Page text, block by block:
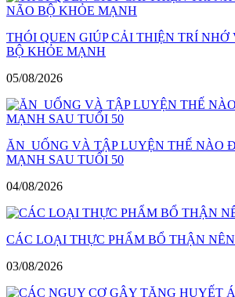
THÓI QUEN GIÚP CẢI THIỆN TRÍ
BỘ KHỎE MẠNH
05/08/2026
ĂN UỐNG VÀ TẬP LUYỆN THẾ NÀO
MẠNH SAU TUỔI 50
04/08/2026
CÁC LOẠI THỰC PHẨM BỔ THẬN
03/08/2026